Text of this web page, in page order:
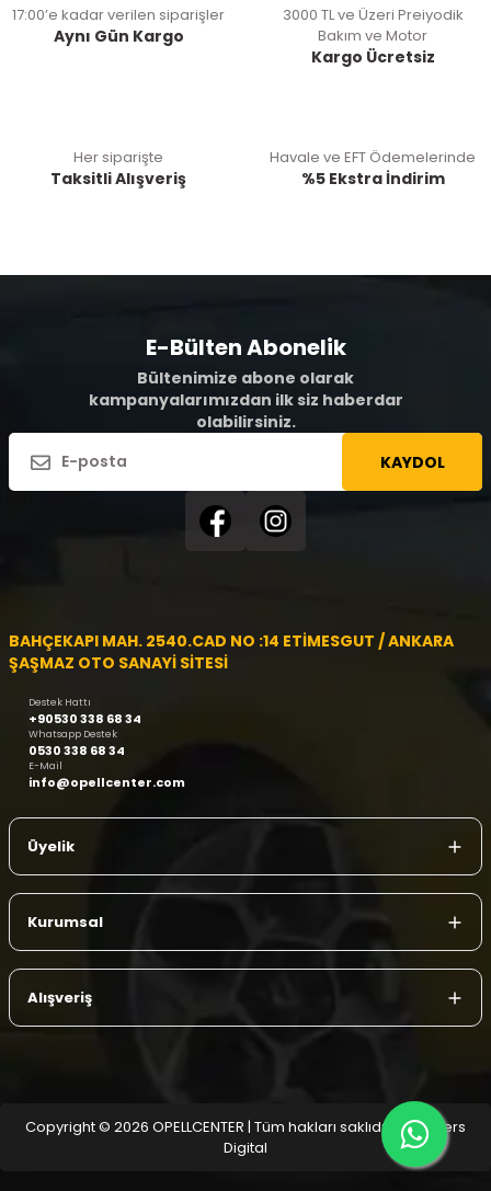
17:00’e kadar verilen siparişler
Aynı Gün Kargo
3000 TL ve Üzeri Preiyodik
Bakım ve Motor
Kargo Ücretsiz
Her siparişte
Taksitli Alışveriş
Havale ve EFT Ödemelerinde
%5 Ekstra İndirim
E-Bülten Abonelik
Bültenimize abone olarak
kampanyalarımızdan ilk siz haberdar
olabilirsiniz.
KAYDOL
BAHÇEKAPI MAH. 2540.CAD NO :14 ETİMESGUT / ANKARA
ŞAŞMAZ OTO SANAYİ SİTESİ
Destek Hattı
+90530 338 68 34
Whatsapp Destek
0530 338 68 34
E-Mail
info@opellcenter.com
Üyelik
Kurumsal
Alışveriş
Copyright © 2026 OPELLCENTER | Tüm hakları saklıdır.
| Reliefers
Digital